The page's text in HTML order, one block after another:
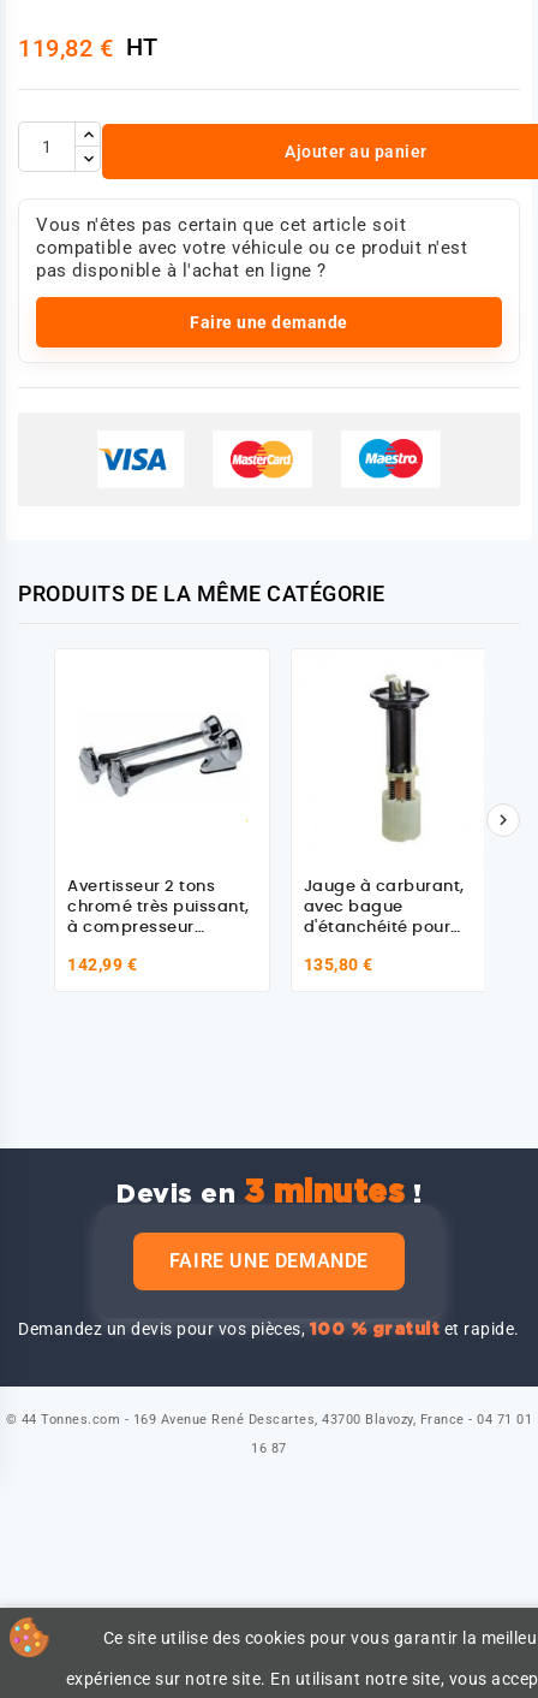
119,82 € HT
Ajouter au panier
Vous n'êtes pas certain que cet article soit
compatible avec votre véhicule ou ce produit n'est
pas disponible à l'achat en ligne ?
Faire une demande
PRODUITS DE LA MÊME CATÉGORIE
Avertisseur 2 tons
chromé très puissant,
à compresseur
24 Volts pour Iveco
142,99 €
Jauge à carburant,
avec bague
d'étanchéité pour
135,80 €

Devis en 3 minutes !
FAIRE UNE DEMANDE
Demandez un devis pour vos pièces,100 % gratuit et rapide.
Ce site utilise des cookies pour vous garantir la
expérience sur notre site. En utilisant notre site, vous
© 44 Tonnes.com - 169 Avenue René Descartes, 43700 Blavozy, France - 04 71 01
16 87